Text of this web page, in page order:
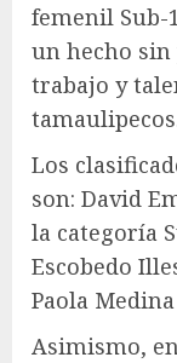
femenil Sub-
un hecho
trabajo y
Los
son: David
la categoría
Escobedo
Paola
Asimismo,